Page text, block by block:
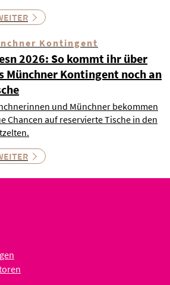
Kontingent
2026: So kommt ihr über
Münchner Kontingent noch an
und Münchner bekommen
Chancen auf reservierte Tische in den